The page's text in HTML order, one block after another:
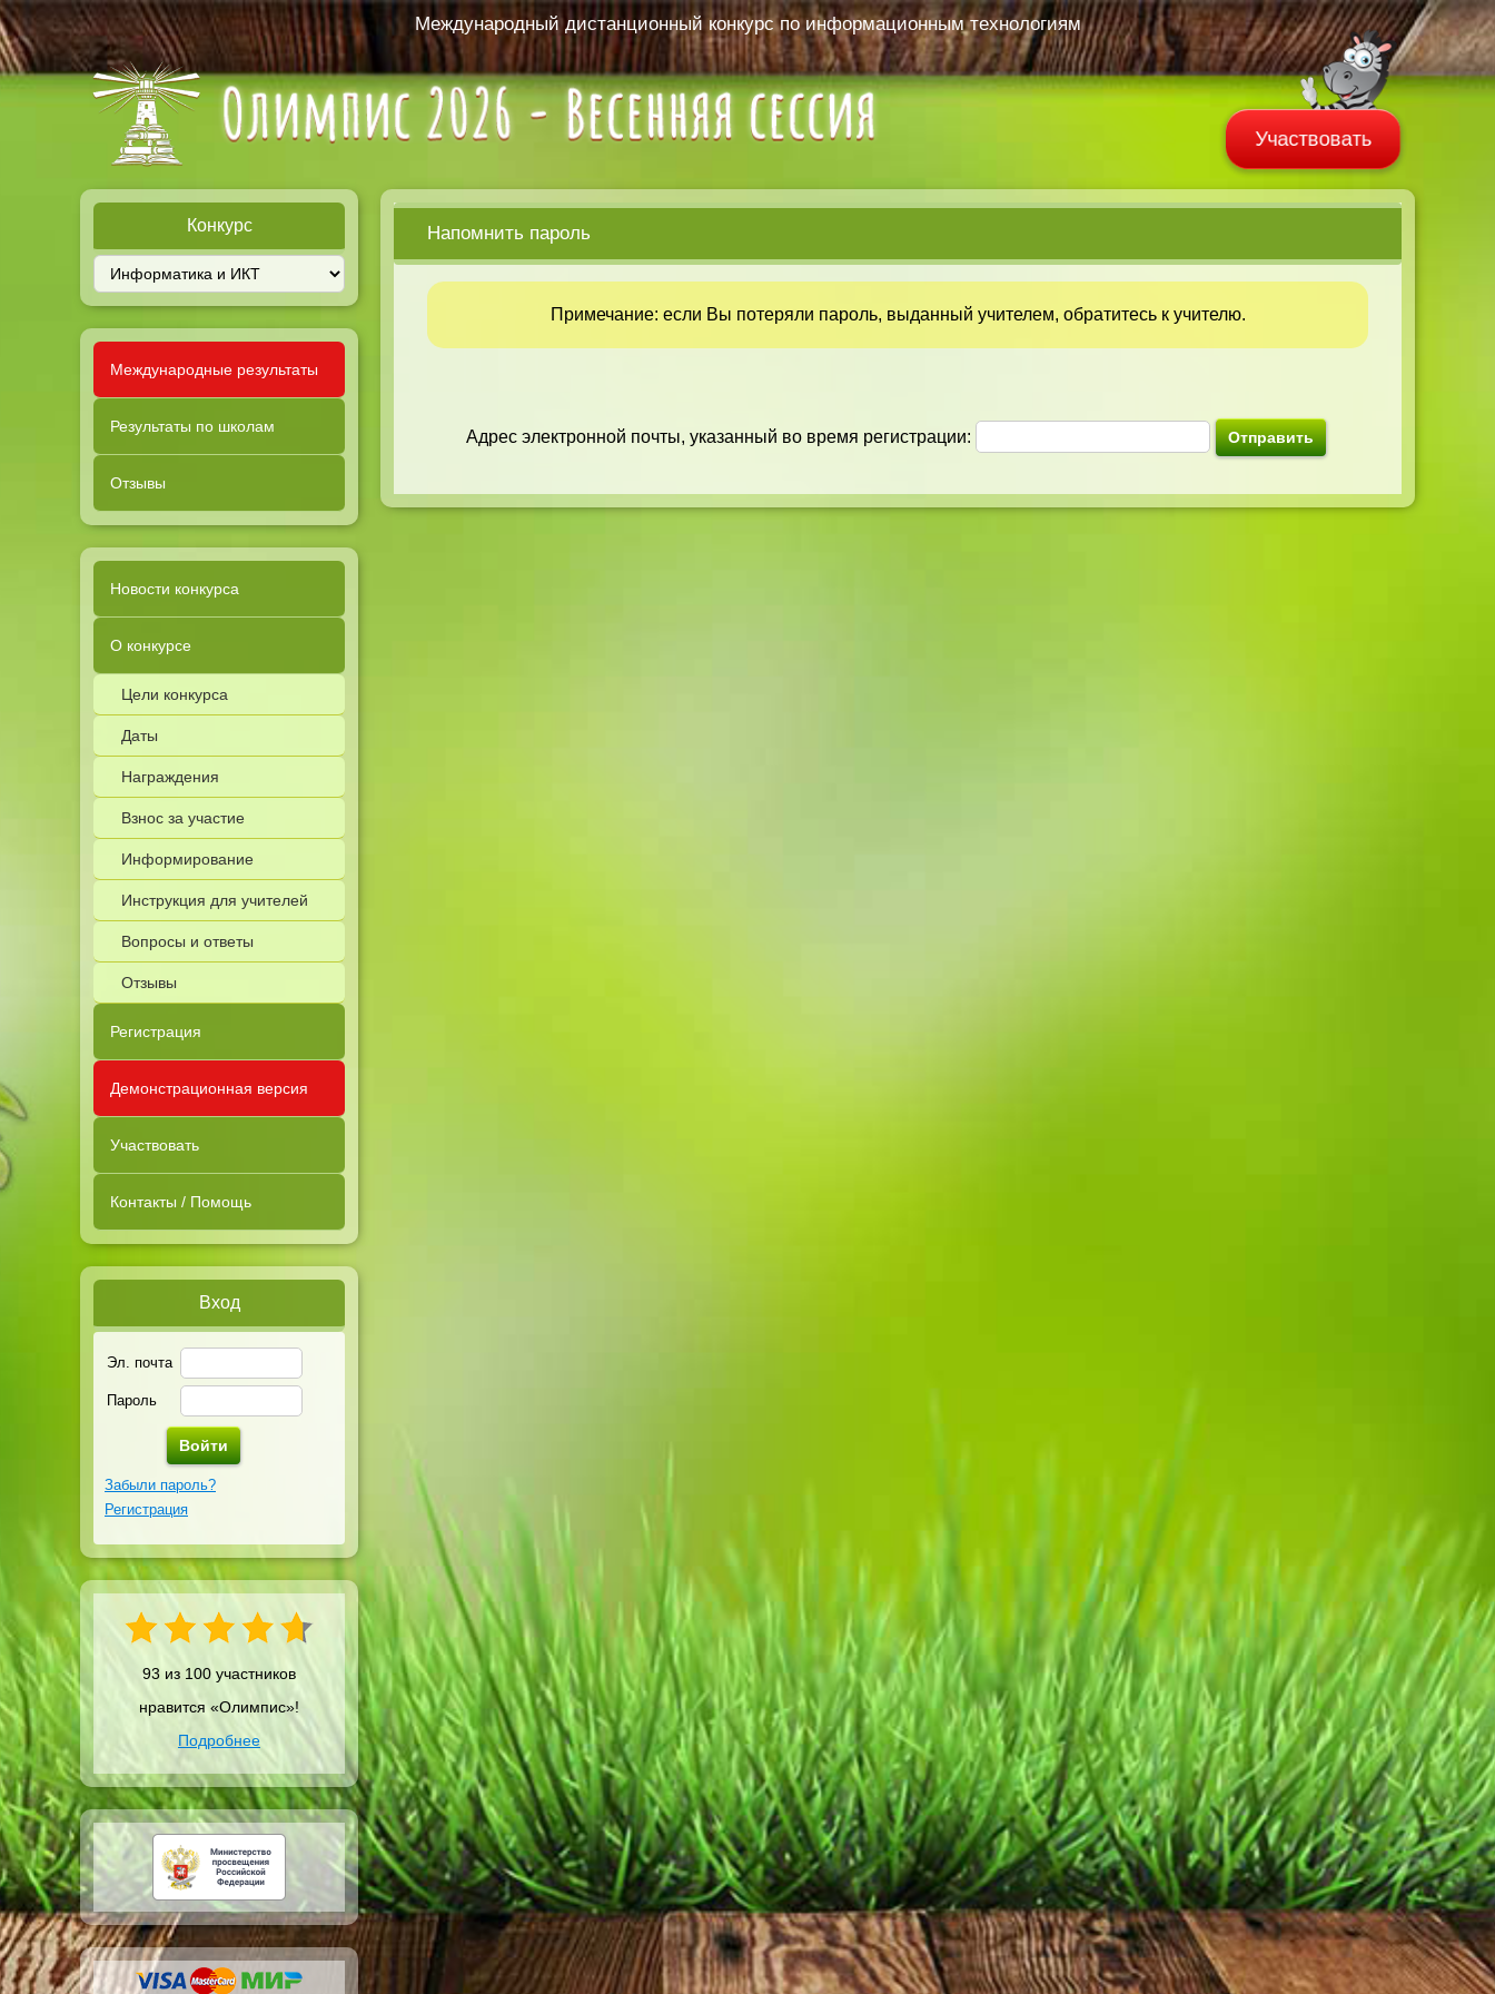
Международный дистанционный конкурс по информационным технологиям
Участвовать
Конкурс
Международные результаты
Результаты по школам
Отзывы
Новости конкурса
О конкурсе
Цели конкурса
Даты
Награждения
Взнос за участие
Информирование
Инструкция для учителей
Вопросы и ответы
Отзывы
Регистрация
Демонстрационная версия
Участвовать
Контакты / Помощь
Вход
Эл. почта
Пароль
Забыли пароль?
Регистрация
93 из 100 участников
нравится «Олимпис»!
Подробнее
Напомнить пароль
Примечание: если Вы потеряли пароль, выданный учителем, обратитесь к учителю.
Адрес электронной почты, указанный во время регистрации: